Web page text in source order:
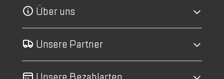
Über uns
Unsere Partner